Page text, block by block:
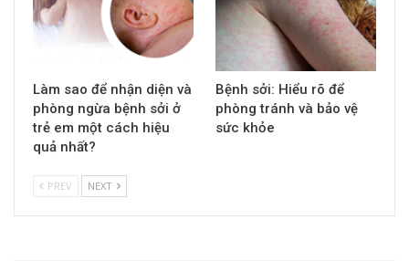
Làm sao để nhận diện và
phòng ngừa bệnh sởi ở
trẻ em một cách hiệu
quả nhất?
Bệnh sởi: Hiểu rõ để
phòng tránh và bảo vệ
sức khỏe
PREV NEXT